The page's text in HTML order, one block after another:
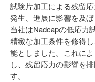
試験片加工による残留
発生、進展に影響を及ぼ
当社はNadcapの低応力
精緻な加工条件を修得
能としました。これに
し、残留応力の影響を
す。